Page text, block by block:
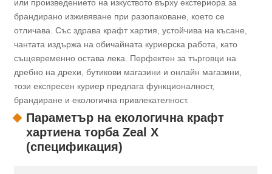
или произведението на изкуството върху екстериора за
брандирано изживяване при разопаковане, което се
отличава. Със здрава крафт хартия, устойчива на късане,
чантата издържа на обичайната куриерска работа, като
същевременно остава лека. Перфектен за търговци на
дребно на дрехи, бутикови магазини и онлайн магазини,
този експресен куриер предлага функционалност,
брандиране и екологична привлекателност.
Параметър на екологична крафт
хартиена торба Zeal X
(спецификация)